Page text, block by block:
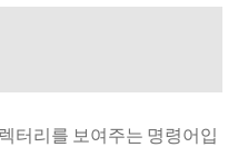
터리를 보여주는 명령어입